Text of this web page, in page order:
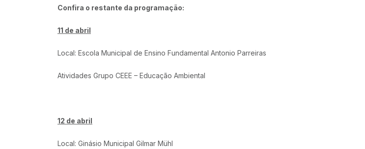
Confira o restante da programação:
11 de abril
Local: Escola Municipal de Ensino Fundamental Antonio Parreiras
Atividades Grupo CEEE – Educação Ambiental
12 de abril
Local: Ginásio Municipal Gilmar Mühl